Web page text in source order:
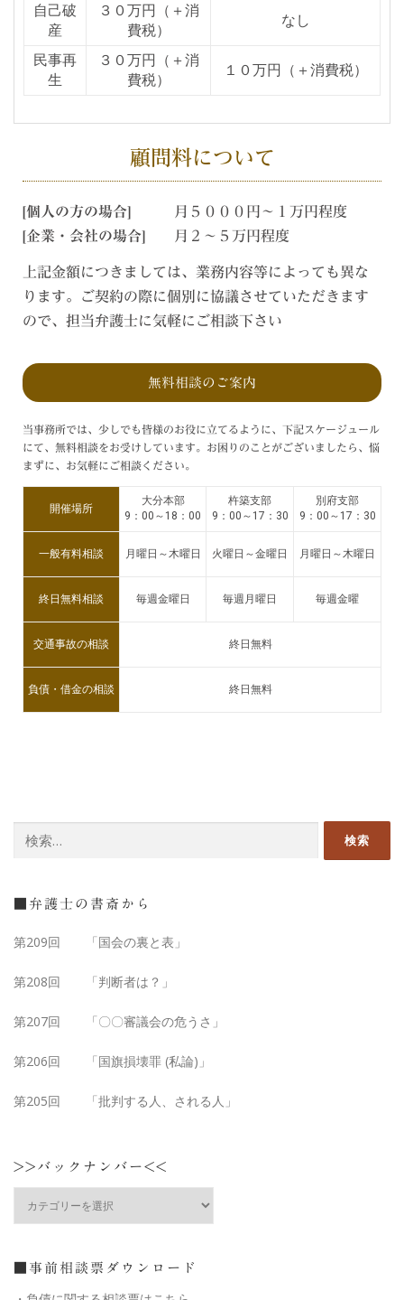
自己破
産
３０万円（＋消
費税）
なし
民事再
生
３０万円（＋消
費税）
１０万円（＋消費税）
顧問料について
[個人の方の場合] 月５０００円～１万円程度
[企業・会社の場合] 月２～５万円程度
上記金額につきましては、業務内容等によっても異な
ります。ご契約の際に個別に協議させていただきます
ので、担当弁護士に気軽にご相談下さい
無料相談のご案内
当事務所では、少しでも皆様のお役に立てるように、下記スケージュール
にて、無料相談をお受けしています。お困りのことがございましたら、悩
まずに、お気軽にご相談ください。
開催場所
大分本部
9：00～18：00
杵築支部
9：00～17：30
別府支部
9：00～17：30
一般有料相談 月曜日～木曜日 火曜日～金曜日 月曜日～木曜日
終日無料相談 毎週金曜日 毎週月曜日 毎週金曜
交通事故の相談 終日無料
負債・借金の相談 終日無料
■弁護士の書斎から
第209回 「国会の裏と表」
第208回 「判断者は？」
第207回 「〇〇審議会の危うさ」
第206回 「国旗損壊罪 (私論)」
第205回 「批判する人、される人」
>>バックナンバー<<
■事前相談票ダウンロード